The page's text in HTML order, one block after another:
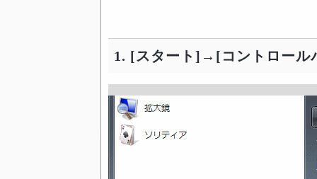
1. [スタート]→[コントロール